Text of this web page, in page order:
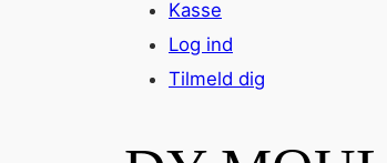
Kasse
Log ind
Tilmeld dig